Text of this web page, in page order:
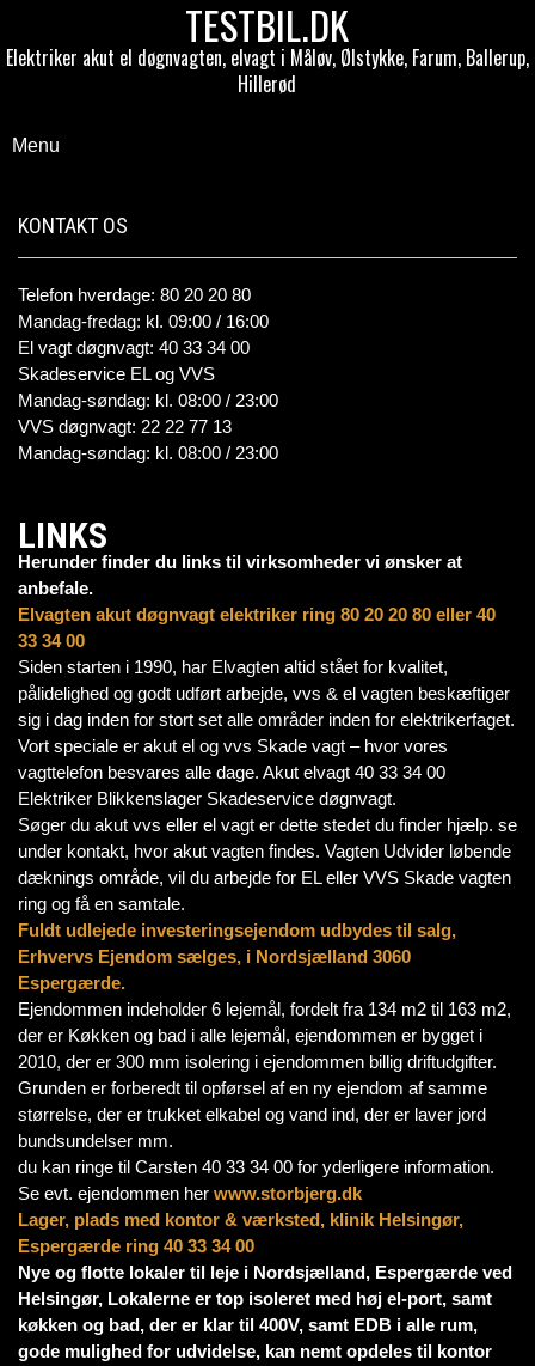
TESTBIL.DK
Elektriker akut el døgnvagten, elvagt i Måløv, Ølstykke, Farum, Ballerup,
Hillerød
Menu
KONTAKT OS
Telefon hverdage: 80 20 20 80
Mandag-fredag: kl. 09:00 / 16:00
El vagt døgnvagt: 40 33 34 00
Skadeservice EL og VVS
Mandag-søndag: kl. 08:00 / 23:00
VVS døgnvagt: 22 22 77 13
Mandag-søndag: kl. 08:00 / 23:00
LINKS
Herunder finder du links til virksomheder vi ønsker at
anbefale.
Elvagten akut døgnvagt elektriker ring 80 20 20 80 eller 40
33 34 00
Siden starten i 1990, har Elvagten altid stået for kvalitet,
pålidelighed og godt udført arbejde, vvs & el vagten beskæftiger
sig i dag inden for stort set alle områder inden for elektrikerfaget.
Vort speciale er akut el og vvs Skade vagt – hvor vores
vagttelefon besvares alle dage. Akut elvagt 40 33 34 00
Elektriker Blikkenslager Skadeservice døgnvagt.
Søger du akut vvs eller el vagt er dette stedet du finder hjælp. se
under kontakt, hvor akut vagten findes. Vagten Udvider løbende
dæknings område, vil du arbejde for EL eller VVS Skade vagten
ring og få en samtale.
Fuldt udlejede investeringsejendom udbydes til salg,
Erhvervs Ejendom sælges, i Nordsjælland 3060
Espergærde.
Ejendommen indeholder 6 lejemål, fordelt fra 134 m2 til 163 m2,
der er Køkken og bad i alle lejemål, ejendommen er bygget i
2010, der er 300 mm isolering i ejendommen billig driftudgifter.
Grunden er forberedt til opførsel af en ny ejendom af samme
størrelse, der er trukket elkabel og vand ind, der er laver jord
bundsundelser mm.
du kan ringe til Carsten 40 33 34 00 for yderligere information.
Se evt. ejendommen her www.storbjerg.dk
Lager, plads med kontor & værksted, klinik Helsingør,
Espergærde ring 40 33 34 00
Nye og flotte lokaler til leje i Nordsjælland, Espergærde ved
Helsingør, Lokalerne er top isoleret med høj el-port, samt
køkken og bad, der er klar til 400V, samt EDB i alle rum,
gode mulighed for udvidelse, kan nemt opdeles til kontor